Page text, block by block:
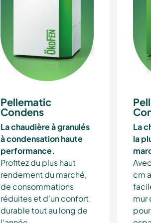
Pellematic
Condens
La chaudière à granulés
à condensation haute
performance.
Profitez du plus haut
rendement du marché,
de consommations
réduites et d'un confort
durable tout au long de
La
la
cm
mur